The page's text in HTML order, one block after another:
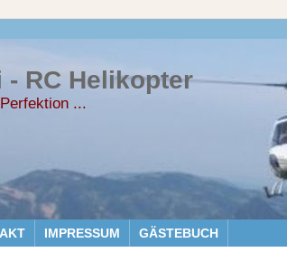
RC Helikopter
...
IMPRESSUM GÄSTEBUCH